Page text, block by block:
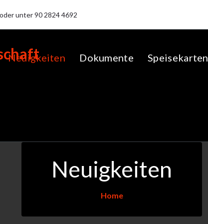
oder unter90 2824 4692
Neuigkeiten Dokumente Speisekarten
Neuigkeiten
Home